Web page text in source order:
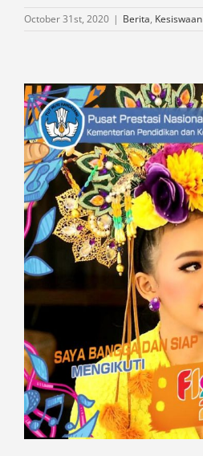
October 31st, 2020 | Berita, Kesiswaan